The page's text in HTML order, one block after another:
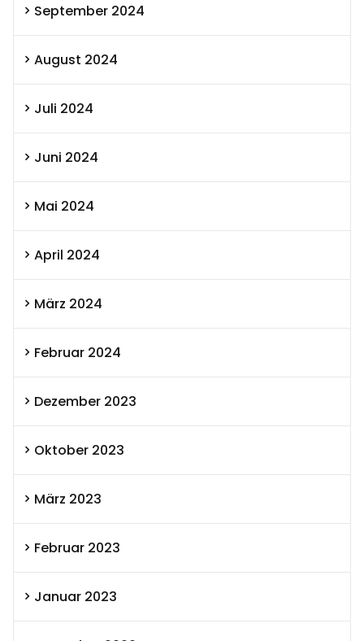
September 2024
August 2024
Juli 2024
Juni 2024
Mai 2024
April 2024
März 2024
Februar 2024
Dezember 2023
Oktober 2023
März 2023
Februar 2023
Januar 2023